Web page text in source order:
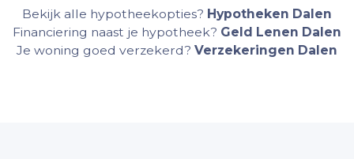
Bekijk alle hypotheekopties? Hypotheken Dalen
Financiering naast je hypotheek? Geld Lenen Dalen
Je woning goed verzekerd? Verzekeringen Dalen